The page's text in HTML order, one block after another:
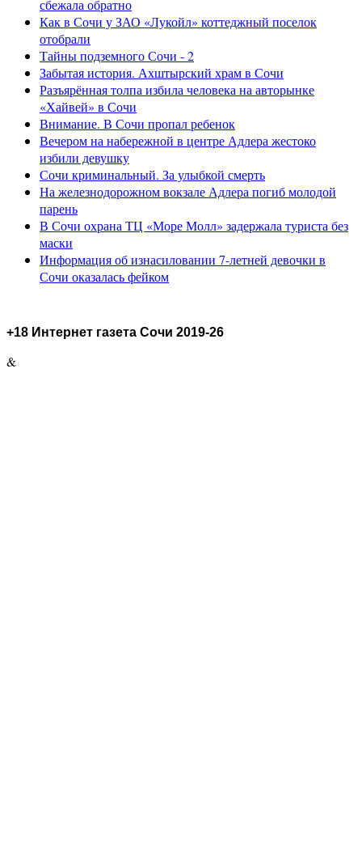
сбежала обратно
Как в Сочи у ЗАО «Лукойл» коттеджный поселок
отобрали
Тайны подземного Сочи - 2
Забытая история. Ахштырский храм в Сочи
Разъярённая толпа избила человека на авторынке
«Хайвей» в Сочи
Внимание. В Сочи пропал ребенок
Вечером на набережной в центре Адлера жестоко
избили девушку
Сочи криминальный. За улыбкой смерть
На железнодорожном вокзале Адлера погиб молодой
парень
В Сочи охрана ТЦ «Море Молл» задержала туриста без
маски
Информация об изнасиловании 7-летней девочки в
Сочи оказалась фейком
+18 Интернет газета Сочи 2019-26
&